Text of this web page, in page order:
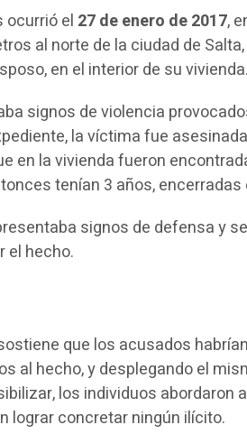
ocurrió el 27 de enero de 2017,
al norte de la ciudad de
en el interior de su vivienda.
signos de violencia
la víctima fue
en la vivienda fueron
tenían 3 años, encerradas
signos de defensa y
el hecho.
que los acusados
al hecho, y desplegando el
los individuos abordaron
lograr concretar ningún ilícito.